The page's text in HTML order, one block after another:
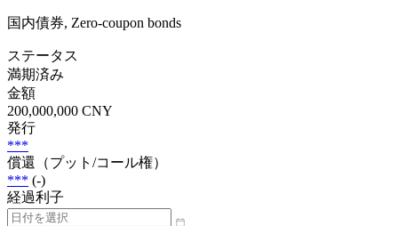
国内債券, Zero-coupon bonds
ステータス
満期済み
金額
200,000,000 CNY
発行
***
償還（プット/コール権）
*** (-)
経過利子